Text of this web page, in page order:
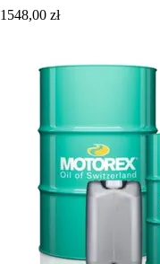
1548,00 zł